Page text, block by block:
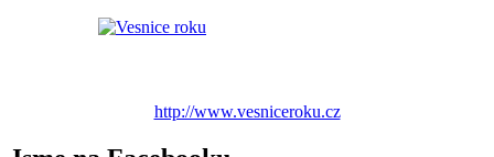
http://www.vesniceroku.cz